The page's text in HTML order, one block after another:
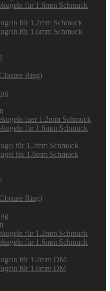
für 1.6mm Schmuck
für 1.2mm Schmuck
für 1.6mm Schmuck
Ring)
fuer 1.2mm Schmuck
für 1.6mm Schmuck
für 1.2mm Schmuck
für 1.6mm Schmuck
Ring)
für 1.2mm Schmuck
für 1.6mm Schmuck
für 1.2mm DM
für 1.6mm DM